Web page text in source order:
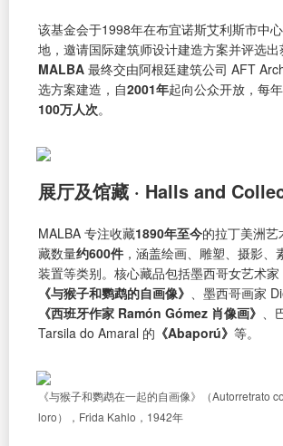
该基金会于1998年在布宜诺斯艾利斯市中
地，邀请国际建筑师设计建造方案并评选出
MALBA 最终交由阿根廷建筑公司 AFT
选方案建造，自2001年起向公众开放，每
100万人次。
展厅及馆藏 · Halls and
MALBA 专注收藏1890年至今的拉丁美洲
藏数量约600件 ，涵盖绘画、雕塑、摄影、
装置等类别。核心藏品包括墨西哥女艺术
《与猴子和鹦鹉的自画像》 、墨西哥画家
《西班牙作家 Ramón Gómez 肖像画》 、
Tarsila do Amaral 的 《Abaporú》 等。
《与猴子和鹦鹉在一起的自画像》（Autorretrato
loro），Frida Kahlo，1942年